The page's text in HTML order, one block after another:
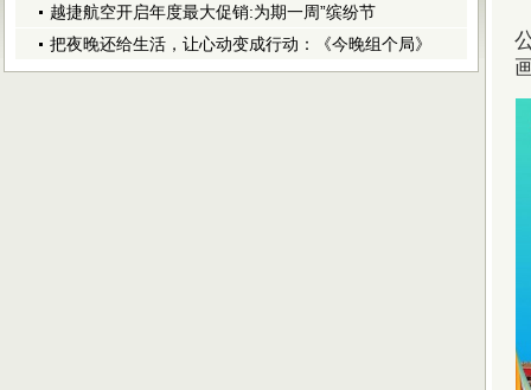
越捷航空开启年度最大促销:为期一周”缤纷节
把夜晚还给生活，让心动变成行动：《今晚组个局》